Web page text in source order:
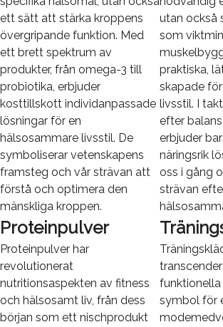
ett sätt att stärka kroppens
övergripande funktion. Med
ett brett spektrum av
produkter, från omega-3 till
probiotika, erbjuder
kosttillskott individanpassade
lösningar för en
hälsosammare livsstil. De
symboliserar vetenskapens
framsteg och vår strävan att
förstå och optimera den
mänskliga kroppen.
utan också
som
praktiska,
skapade
livsstil. I
efter
erbjuder
näringsrik
oss i gång
strävan
Proteinpulver
Proteinpulver har
revolutionerat
nutritionsaspekten av fitness
och hälsosamt liv, från dess
början som ett nischprodukt
symbol för